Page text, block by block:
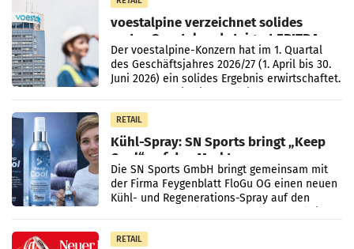
voestalpine verzeichnet solides
erstes Quartal und steigert EBITDA
Der voestalpine-Konzern hat im 1. Quartal
des Geschäftsjahres 2026/27 (1. April bis 30.
Juni 2026) ein solides Ergebnis erwirtschaftet.
RETAIL
Kühl-Spray: SN Sports bringt „Keep
Cool“ auf den Markt
Die SN Sports GmbH bringt gemeinsam mit
der Firma Feygenblatt FloGu OG einen neuen
Kühl- und Regenerations-Spray auf den
RETAIL